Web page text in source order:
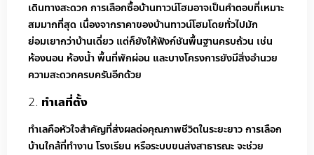
เดินทางสะดวก การเลือกซื้อบ้านทาวน์โฮมอาจเป็นคำตอบที่เหมาะ
สมมากที่สุด เนื่องจากราคาของบ้านทาวน์โฮมโดยทั่วไปมัก
ย่อมเยากว่าบ้านเดี่ยว แต่ก็ยังให้ฟังก์ชันพื้นฐานครบถ้วน เช่น
ห้องนอน ห้องน้ำ พื้นที่พักผ่อน และบางโครงการยังมีสิ่งอำนวย
ความสะดวกครบครันอีกด้วย
ทำเลที่ตั้ง
ทำเลคือหัวใจสำคัญที่ส่งผลต่อคุณภาพชีวิตในระยะยาว การเลือก
บ้านใกล้ที่ทำงาน โรงเรียน หรือระบบขนส่งสาธารณะ จะช่วย